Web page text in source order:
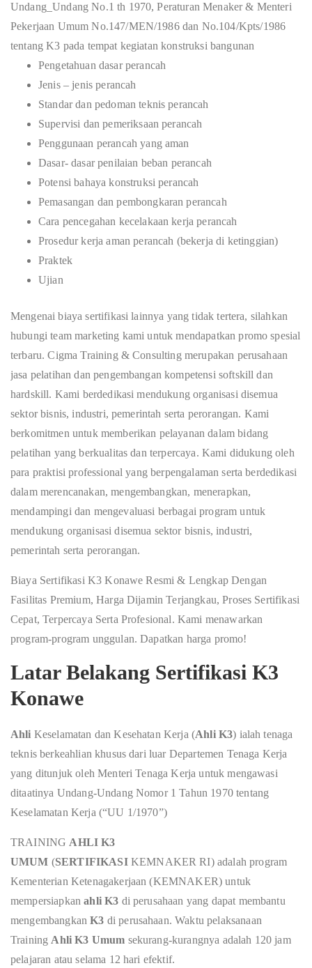
Undang_Undang No.1 th 1970, Peraturan Menaker & Menteri
Pekerjaan Umum No.147/MEN/1986 dan No.104/Kpts/1986
tentang K3 pada tempat kegiatan konstruksi bangunan
Pengetahuan dasar perancah
Jenis – jenis perancah
Standar dan pedoman teknis perancah
Supervisi dan pemeriksaan perancah
Penggunaan perancah yang aman
Dasar- dasar penilaian beban perancah
Potensi bahaya konstruksi perancah
Pemasangan dan pembongkaran perancah
Cara pencegahan kecelakaan kerja perancah
Prosedur kerja aman perancah (bekerja di ketinggian)
Praktek
Ujian
Mengenai biaya sertifikasi lainnya yang tidak tertera, silahkan
hubungi team marketing kami untuk mendapatkan promo spesial
terbaru. Cigma Training & Consulting merupakan perusahaan
jasa pelatihan dan pengembangan kompetensi softskill dan
hardskill. Kami berdedikasi mendukung organisasi disemua
sektor bisnis, industri, pemerintah serta perorangan. Kami
berkomitmen untuk memberikan pelayanan dalam bidang
pelatihan yang berkualitas dan terpercaya. Kami didukung oleh
para praktisi professional yang berpengalaman serta berdedikasi
dalam merencanakan, mengembangkan, menerapkan,
mendampingi dan mengevaluasi berbagai program untuk
mendukung organisasi disemua sektor bisnis, industri,
pemerintah serta perorangan.
Biaya Sertifikasi K3 Konawe Resmi & Lengkap Dengan
Fasilitas Premium, Harga Dijamin Terjangkau, Proses Sertifikasi
Cepat, Terpercaya Serta Profesional. Kami menawarkan
program-program unggulan. Dapatkan harga promo!
Latar Belakang Sertifikasi K3
Konawe
Ahli Keselamatan dan Kesehatan Kerja (Ahli K3) ialah tenaga
teknis berkeahlian khusus dari luar Departemen Tenaga Kerja
yang ditunjuk oleh Menteri Tenaga Kerja untuk mengawasi
ditaatinya Undang-Undang Nomor 1 Tahun 1970 tentang
Keselamatan Kerja (“UU 1/1970”)
TRAINING AHLI K3
UMUM (SERTIFIKASIKEMNAKER RI) adalah program
Kementerian Ketenagakerjaan (KEMNAKER) untuk
mempersiapkanahli K3 di perusahaan yang dapat membantu
mengembangkanK3 di perusahaan. Waktu pelaksanaan
Training Ahli K3 Umum sekurang-kurangnya adalah 120 jam
pelajaran atau selama 12 hari efektif.